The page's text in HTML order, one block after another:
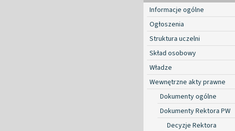
Informacje ogólne
Ogłoszenia
Struktura uczelni
Skład osobowy
Władze
Wewnętrzne akty prawne
Dokumenty ogólne
Dokumenty Rektora PW
Decyzje Rektora